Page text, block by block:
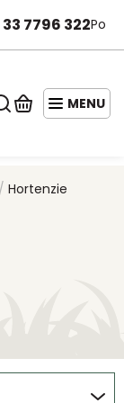
7796 322Po-
Hľadať
Nákupný
košík
/ Hortenzie